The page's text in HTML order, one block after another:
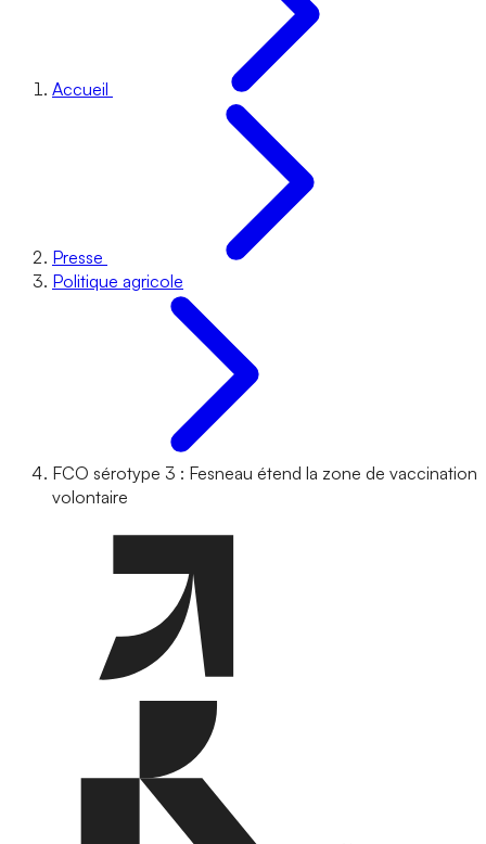
Accueil
Presse
Politique agricole
FCO sérotype 3 : Fesneau étend la zone de vaccination
volontaire